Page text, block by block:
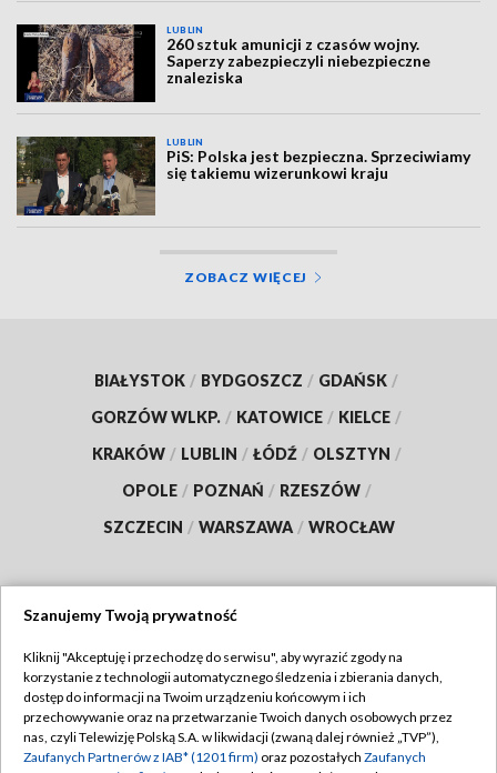
LUBLIN
260 sztuk amunicji z czasów wojny.
Saperzy zabezpieczyli niebezpieczne
znaleziska
LUBLIN
PiS: Polska jest bezpieczna. Sprzeciwiamy
się takiemu wizerunkowi kraju
ZOBACZ WIĘCEJ
BIAŁYSTOK / BYDGOSZCZ / GDAŃSK /
GORZÓW WLKP. / KATOWICE / KIELCE /
KRAKÓW / LUBLIN / ŁÓDŹ / OLSZTYN /
OPOLE / POZNAŃ / RZESZÓW /
SZCZECIN / WARSZAWA / WROCŁAW
TVP
Abonament TVP
Emisja w TVP
Regulamin TVP
Polityka prywatności
Szanujemy Twoją prywatność
Kliknij "Akceptuję i przechodzę do serwisu", aby wyrazić zgody na
korzystanie z technologii automatycznego śledzenia i zbierania danych,
dostęp do informacji na Twoim urządzeniu końcowym i ich
przechowywanie oraz na przetwarzanie Twoich danych osobowych przez
nas, czyli Telewizję Polską S.A. w likwidacji (zwaną dalej również „TVP”),
Zaufanych Partnerów z IAB* (1201 firm) oraz pozostałych Zaufanych